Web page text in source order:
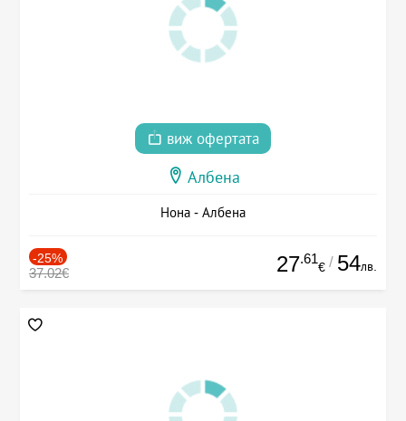
виж офертата
Албена
Нона - Албена
-25%
37.02€ 27.61
€ / 54лв.